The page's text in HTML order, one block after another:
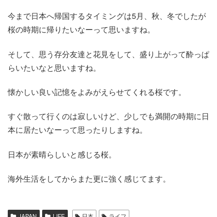
今まで日本へ帰国するタイミングは5月、秋、冬でしたが
桜の時期に帰りたいなーって思いますね。
そして、思う存分友達と花見をして、盛り上がって酔っぱ
らいたいなと思いますね。
懐かしい良い記憶をよみがえらせてくれる桜です。
すぐ散って行くのは寂しいけど、少しでも満開の時期に日
本に居たいなーって思ったりしますね。
日本が素晴らしいと感じる桜。
海外生活をしてからまた更に強く感じてます。